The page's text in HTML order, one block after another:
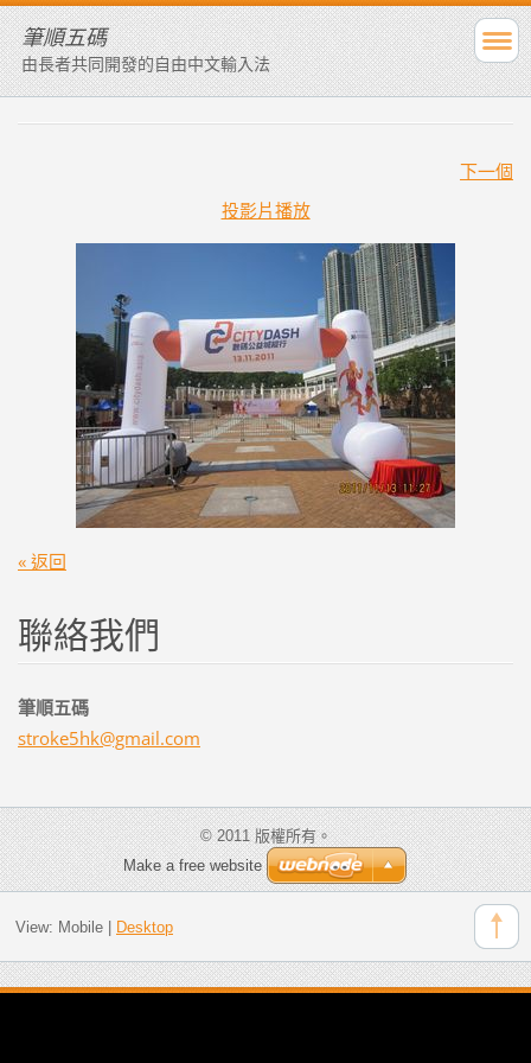
筆順五碼
由長者共同開發的自由中文輸入法
下一個
投影片播放
« 返回
聯絡我們
筆順五碼
stroke5hk@gmail.com
© 2011 版權所有。
Make a free website
View: Mobile| Desktop